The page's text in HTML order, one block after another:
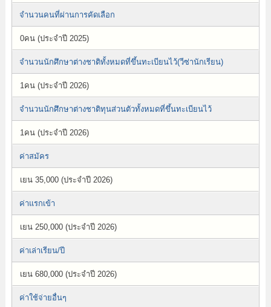
จำนวนคนที่ผ่านการคัดเลือก
0คน (ประจำปี 2025)
จำนวนนักศึกษาต่างชาติทั้งหมดที่ขึ้นทะเบียนไว้(วีซ่านักเรียน)
1คน (ประจำปี 2026)
จำนวนนักศึกษาต่างชาติทุนส่วนตัวทั้งหมดที่ขึ้นทะเบียนไว้
1คน (ประจำปี 2026)
ค่าสมัคร
เยน 35,000 (ประจำปี 2026)
ค่าแรกเข้า
เยน 250,000 (ประจำปี 2026)
ค่าเล่าเรียน/ปี
เยน 680,000 (ประจำปี 2026)
ค่าใช้จ่ายอื่นๆ